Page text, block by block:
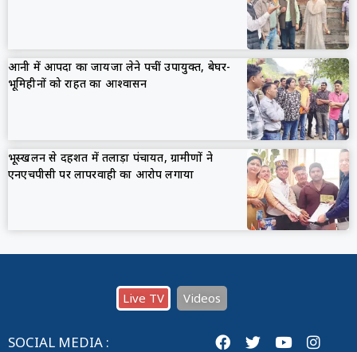
आनी में आपदा का जायजा लेने पहुंचीं उपायुक्त, बेघर-
भूमिहीनों को राहत का आश्वासन
भूस्खलन से दहशत में तलाड़ा पंचायत, ग्रामीणों ने
एनएचपीसी पर लापरवाही का आरोप लगाया
Live TV Videos
SOCIAL MEDIA :